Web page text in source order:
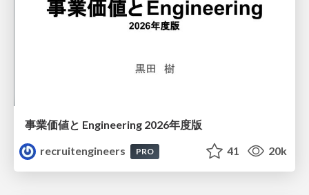
事業価値と Engineering 2026年度版
recruitengineers
PRO 41 20k